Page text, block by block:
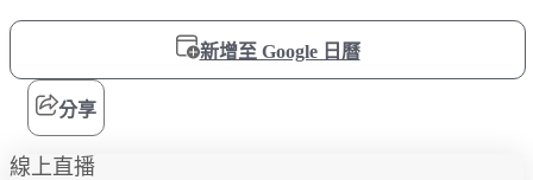
新增至 Google 日曆
分享
線上直播